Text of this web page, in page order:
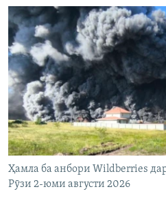
Ҳамла ба анбори Wildberries
Рӯзи 2-юми августи 2026